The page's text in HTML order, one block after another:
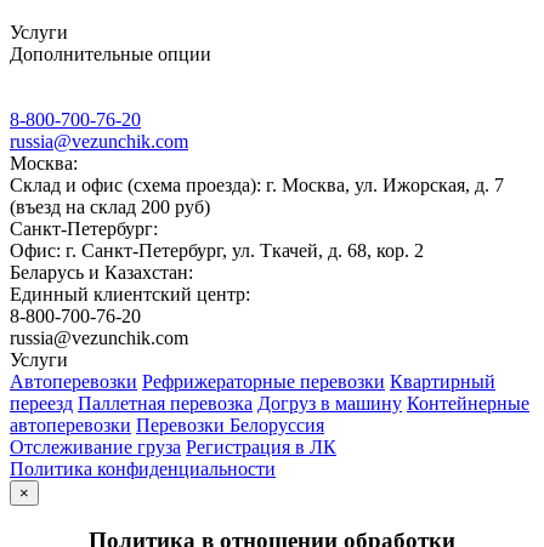
Услуги
Дополнительные опции
8-800-700-76-20
russia@vezunchik.com
Москва:
Склад и офис (схема проезда): г. Москва, ул. Ижорская, д. 7
(въезд на склад 200 руб)
Санкт-Петербург:
Офис: г. Санкт-Петербург, ул. Ткачей, д. 68, кор. 2
Беларусь и Казахстан:
Единный клиентский центр:
8-800-700-76-20
russia@vezunchik.com
Услуги
Автоперевозки Рефрижераторные перевозки Квартирный
переезд Паллетная перевозка Догруз в машину Контейнерные
автоперевозки Перевозки Белоруссия
Отслеживание груза Регистрация в ЛК
Политика конфиденциальности
×
Политика в отношении обработки